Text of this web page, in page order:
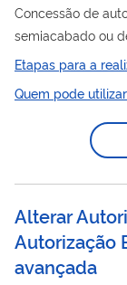
Concessão de
semiacabado ou
quando
Etapas para a
Quem pode
Alterar
Autorização
avançada